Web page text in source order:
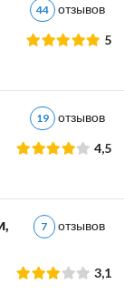
44 отзывов
5
19 отзывов
4,5
7 отзывов
3,1